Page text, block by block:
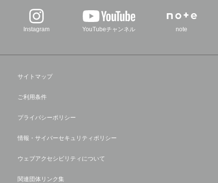
Instagram YouTubeチャンネル note
サイトマップ
ご利用条件
プライバシーポリシー
情報・サイバーセキュリティポリシー
ウェブアクセシビリティについて
関連団体リンク集